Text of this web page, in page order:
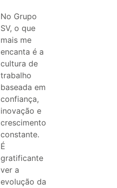
No Grupo
SV, o que
mais me
encanta é a
cultura de
trabalho
baseada em
confiança,
inovação e
crescimento
constante.
É
gratificante
ver a
evolução da